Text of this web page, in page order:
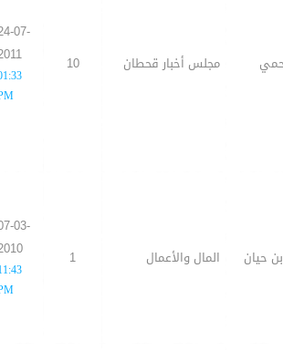
مجلس أخبار قحطان 10
07-
حيان المال والأعمال 1
03-